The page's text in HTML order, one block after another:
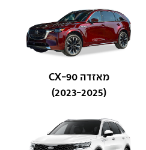
מאזדה CX-90
(2023-2025)